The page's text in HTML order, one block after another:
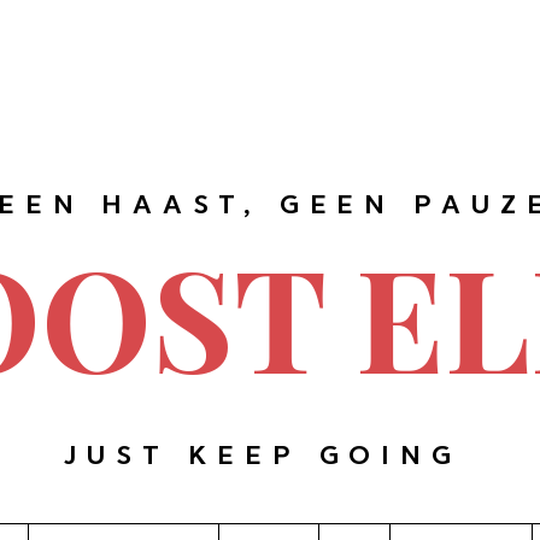
HAAST, GEEN
JUST KEEP GOING